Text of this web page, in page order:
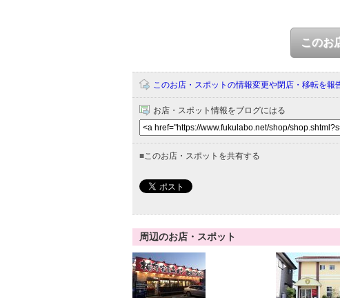
このお
このお店・スポットの情報変更や閉店・移転を報
お店・スポット情報をブログにはる
■このお店・スポットを共有する
周辺のお店・スポット